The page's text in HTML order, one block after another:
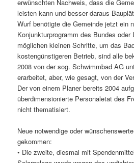
erwünschten Nachweis, dass die
leisten kann und besser daraus
Wurf benötigte die Gemeinde jetzt ein
Konjunkturprogramm des Bundes
möglichen kleinen Schritte, um das
kostengünstigeren Betrieb, sind alle
2008 von der sog. Schwimmbad AG
erarbeitet, aber, wie gesagt, von der
Der von einem Planer bereits 2004
überdimensionierte Personaletat des
nicht thematisiert.
Neue notwendige oder
gekommen:
• Die zweite, diesmal mit